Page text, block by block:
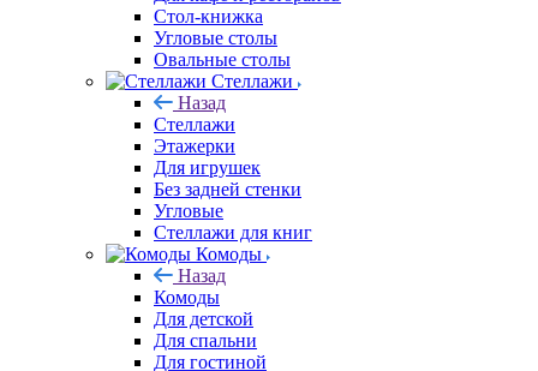
Стол-книжка
Угловые столы
Овальные столы
Стеллажи
Назад
Стеллажи
Этажерки
Для игрушек
Без задней стенки
Угловые
Стеллажи для книг
Комоды
Назад
Комоды
Для детской
Для спальни
Для гостиной